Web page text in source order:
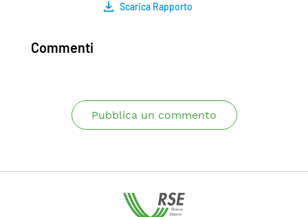
Scarica Rapporto
Commenti
Pubblica un commento